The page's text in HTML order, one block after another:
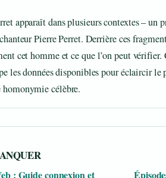
apparaît dans plusieurs contextes – un
Pierre Perret. Derrière ces
cet homme et ce que l’on peut vérifier.
les données disponibles pour éclaircir
homonymie célèbre.
: Guide connexion et